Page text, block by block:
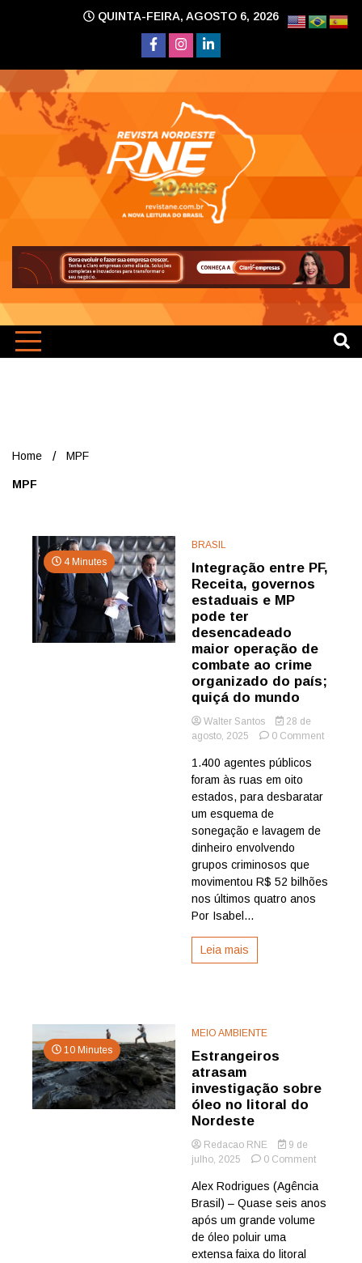
QUINTA-FEIRA, AGOSTO 6, 2026
Home MPF
MPF
4 Minutes
BRASIL
Integração entre PF,
Receita, governos
estaduais e MP
pode ter
desencadeado
maior operação de
combate ao crime
organizado do país;
quiçá do mundo
Walter Santos
28 de
agosto, 2025
0 Commenton
Receita,
ter
1.400 agentes públicos
foram às ruas em oito
estados, para desbaratar
um esquema de
sonegação e lavagem de
dinheiro envolvendo
grupos criminosos que
movimentou R$ 52 bilhões
nos últimos quatro anos
Por Isabel...
Leia mais
10 Minutes
MEIO AMBIENTE
Estrangeiros
atrasam
investigação sobre
óleo no litoral do
Nordeste
Redacao RNE
9 de
julho, 2025
0 Commenton
atrasam
Alex Rodrigues (Agência
Brasil) – Quase seis anos
após um grande volume
de óleo poluir uma
extensa faixa do litoral